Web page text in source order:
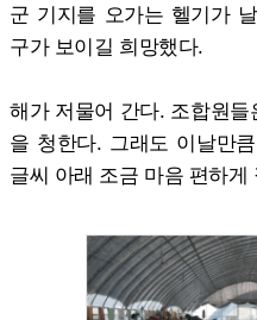
군 기지를 오가는 헬기가
구가 보이길 희망했다.
해가 저물어 간다. 조합원
을 청한다. 그래도 이날만
글씨 아래 조금 마음 편하게